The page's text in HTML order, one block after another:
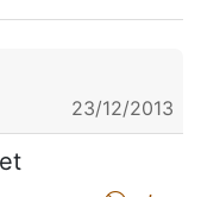
23/12/2013